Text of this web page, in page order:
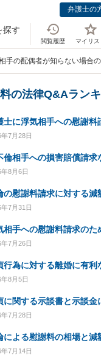
弁護士の
探す
閲覧履歴 マイリス
手の配偶者が知らない場合の
の法律Q&Aラン
7月28日
倫相手への損害賠償請求
8月6日
7月31日
7月26日
8月5日
に関する示談書と示談金
7月28日
7月14日